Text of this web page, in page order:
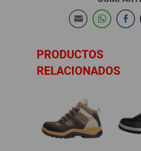
PRODUCTOS
RELACIONADOS